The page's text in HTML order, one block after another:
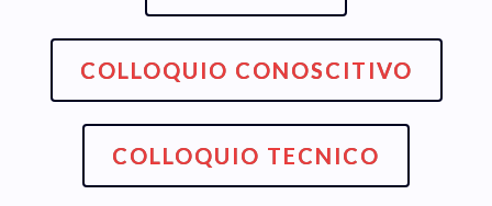
COLLOQUIO CONOSCITIVO
COLLOQUIO TECNICO